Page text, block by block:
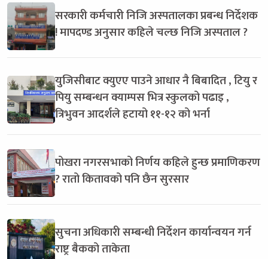
सरकारी कर्मचारी निजि अस्पतालका प्रबन्ध निर्देशक
! मापदण्ड अनुसार कहिले चल्छ निजि अस्पताल ?
युजिसीबाट क्युएए पाउने आधार नै बिबादित , टियु र
पियु सम्बन्धन क्याम्पस भित्र स्कुलको पढाइ ,
त्रिभुवन आदर्शले हटायो ११-१२ को भर्ना
पोखरा नगरसभाको निर्णय कहिले हुन्छ प्रमाणिकरण
? रातो कितावको पनि छैन सुरसार
सुचना अधिकारी सम्बन्धी निर्देशन कार्यान्वयन गर्न
राष्ट्र बैकको ताकेता